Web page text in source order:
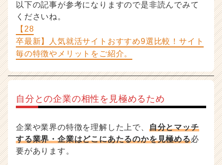
以下の記事が参考になりますので是非読んでみて
くださいね。
【28
卒最新】人気就活サイトおすすめ9選比較！サイト
毎の特徴やメリットをご紹介。
自分との企業の相性を見極めるため
企業や業界の特徴を理解した上で、 自分とマッチ
する業界・企業はどこにあたるのかを見極める必
要があります。